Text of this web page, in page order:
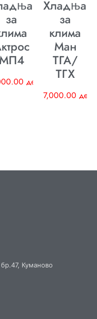
за
МП4
ден
Хладњак
за
клима
Ман
ТГА/
ТГХ
7,000.00 ден
Куманово